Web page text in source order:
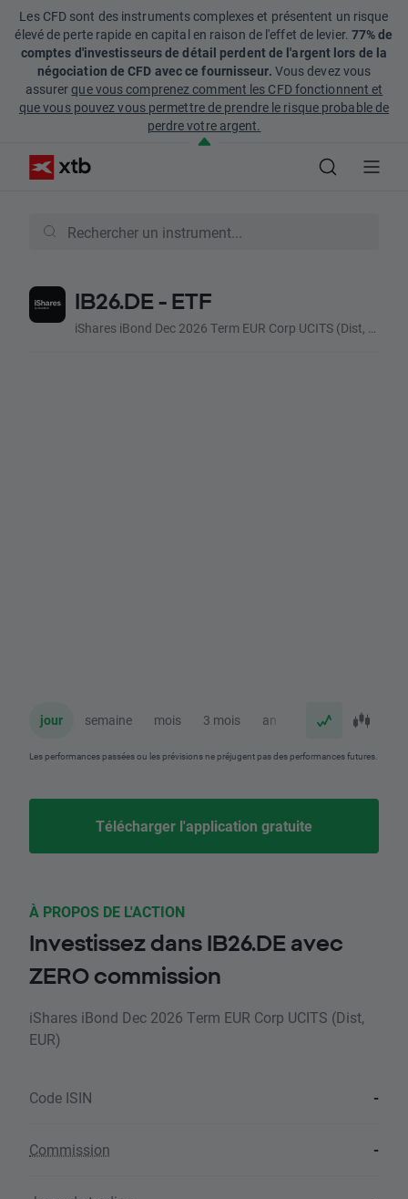
Les CFD sont des instruments complexes et présentent un risque
élevé de perte rapide en capital en raison de l'effet de levier. 77% de
comptes d'investisseurs de détail perdent de l'argent lors de la
négociation de CFD avec ce fournisseur. Vous devez vous
assurerque vous comprenez comment les CFD fonctionnent et
que vous pouvez vous permettre de prendre le risque probable de
perdre votre argent.
IB26.DE - ETF
iShares iBond Dec 2026 Term EUR Corp UCITS (Dist, EUR)
jour semaine mois 3 mois an
Les performances passées ou les prévisions ne préjugent pas des performances futures.
Télécharger l'application gratuite
À PROPOS DE L'ACTION
Investissez dans IB26.DE avec
ZERO commission
iShares iBond Dec 2026 Term EUR Corp UCITS (Dist,
EUR)
Code ISIN -
Commission -